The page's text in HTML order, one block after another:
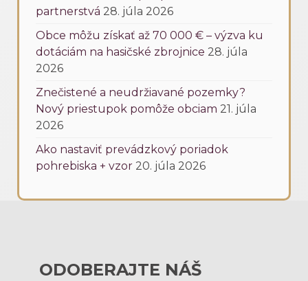
partnerstvá 28. júla 2026
Obce môžu získať až 70 000 € – výzva ku
dotáciám na hasičské zbrojnice 28. júla
2026
Znečistené a neudržiavané pozemky?
Nový priestupok pomôže obciam 21. júla
2026
Ako nastaviť prevádzkový poriadok
pohrebiska + vzor 20. júla 2026
ODOBERAJTE NÁŠ